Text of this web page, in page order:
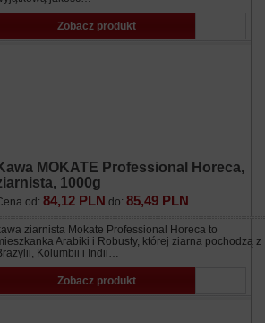
Zobacz produkt
MOKATE Professional Horeca,
1000g
od: 84,12 PLN do: 85,49 PLN
ziarnista Mokate Professional Horeca to
Arabiki i Robusty, której ziarna pochodzą z
Kolumbii i Indii…
Zobacz produkt